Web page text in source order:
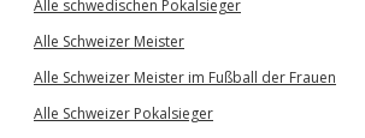
Alle schwedischen Pokalsieger
Alle Schweizer Meister
Alle Schweizer Meister im Fußball der Frauen
Alle Schweizer Pokalsieger